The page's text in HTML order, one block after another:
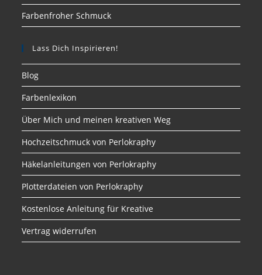
Farbenfroher Schmuck
Lass Dich Inspirieren!
Blog
Farbenlexikon
Über Mich und meinen kreativen Weg
Hochzeitschmuck von Perlokraphy
Häkelanleitungen von Perlokraphy
Plotterdateien von Perlokraphy
Kostenlose Anleitung für Kreative
Vertrag widerrufen